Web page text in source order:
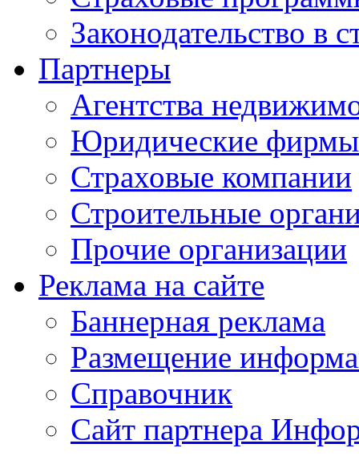
Законодательство в
Партнеры
Агентства
Юридические фирмы
Страховые компании
Строительные
Прочие организации
Реклама на сайте
Баннерная реклама
Размещение
Справочник
Сайт партнера